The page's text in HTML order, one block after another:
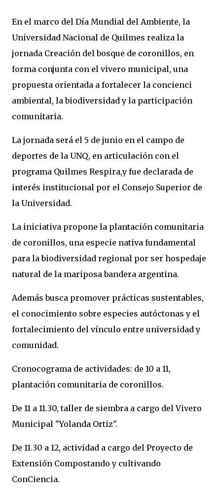
En el marco del Día Mundial del Ambiente, la
Universidad Nacional de Quilmes realiza la
jornada Creación del bosque de coronillos, en
forma conjunta con el vivero municipal, una
propuesta orientada a fortalecer la concienci
ambiental, la biodiversidad y la participación
comunitaria.
La jornada será el 5 de junio en el campo de
deportes de la UNQ, en articulación con el
programa Quilmes Respira,y fue declarada de
interés institucional por el Consejo Superior de
la Universidad.
La iniciativa propone la plantación comunitaria
de coronillos, una especie nativa fundamental
para la biodiversidad regional por ser hospedaje
natural de la mariposa bandera argentina.
Además busca promover prácticas sustentables,
el conocimiento sobre especies autóctonas y el
fortalecimiento del vínculo entre universidad y
comunidad.
Cronocograma de actividades: de 10 a 11,
plantación comunitaria de coronillos.
De 11 a 11.30, taller de siembra a cargo del Vivero
Municipal "Yolanda Ortiz".
De 11.30 a 12, actividad a cargo del Proyecto de
Extensión Compostando y cultivando
ConCiencia.